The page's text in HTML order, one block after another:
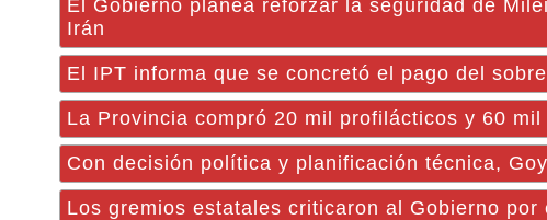
El Gobierno planea reforzar la seguridad de
Irán
El IPT informa que se concretó el pago del
La Provincia compró 20 mil profilácticos y 60
Con decisión política y planificación técnica,
Los gremios estatales criticaron al Gobierno